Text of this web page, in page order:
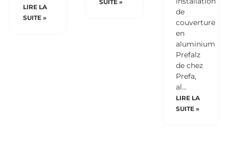
LIRE LA
SUITE »
SUITE »
de
couverture
en
aluminium
Prefalz
de chez
Prefa,
al…
LIRE LA
SUITE »